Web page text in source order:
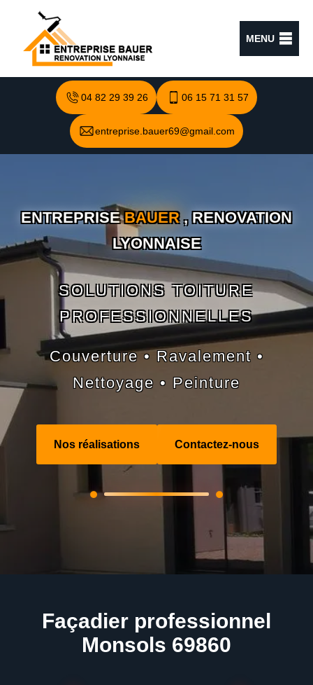
MENU
04 82 29 39 26 06 15 71 31 57
entreprise.bauer69@gmail.com
ENTREPRISEBAUER, RENOVATION
LYONNAISE
SOLUTIONS TOITURE
PROFESSIONNELLES
Couverture • Ravalement •
Nettoyage • Peinture
Nos réalisations Contactez-nous
Façadier professionnel
Monsols 69860